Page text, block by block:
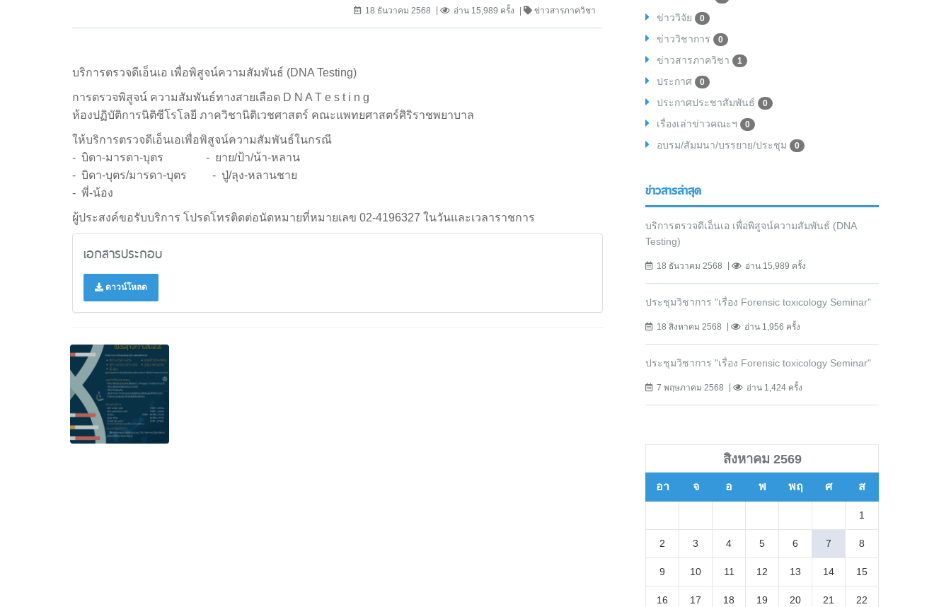
18 ธันวาคม 2568 อ่าน 15,989 ครั้ง ข่าวสารภาควิชา
บริการตรวจดีเอ็นเอ เพื่อพิสูจน์ความสัมพันธ์ (DNA Testing)
การตรวจพิสูจน์ ความสัมพันธ์ทางสายเลือด D N A T e s t i n g
ห้องปฏิบัติการนิติซีโรโลยี ภาควิชานิติเวชศาสตร์ คณะแพทยศาสตร์ศิริราชพยาบาล
ให้บริการตรวจดีเอ็นเอเพื่อพิสูจน์ความสัมพันธ์ในกรณี
- บิดา-มารดา-บุตร - ยาย/ป้า/น้า-หลาน
- บิดา-บุตร/มารดา-บุตร - ปู่/ลุง-หลานชาย
- พี่-น้อง
ผู้ประสงค์ขอรับบริการ โปรดโทรติดต่อนัดหมายที่หมายเลข 02-4196327 ในวันและเวลาราชการ
เอกสารประกอบ
ดาวน์โหลด
ข่าววิจัย 0
ข่าววิชาการ 0
ข่าวสารภาควิชา 1
ประกาศ 0
ประกาศประชาสัมพันธ์ 0
เรื่องเล่าข่าวคณะฯ 0
อบรม/สัมมนา/บรรยาย/ประชุม 0
ข่าวสารล่าสุด
บริการตรวจดีเอ็นเอ เพื่อพิสูจน์ความสัมพันธ์ (DNA
Testing)
18 ธันวาคม 2568 อ่าน 15,989 ครั้ง
ประชุมวิชาการ "เรื่อง Forensic toxicology Seminar"
18 สิงหาคม 2568 อ่าน 1,956 ครั้ง
ประชุมวิชาการ "เรื่อง Forensic toxicology Seminar"
7 พฤษภาคม 2568 อ่าน 1,424 ครั้ง
สิงหาคม 2569
อา จ อ พ พฤ ศ ส
1
2 3 4 5 6 7 8
9 10 11 12 13 14 15
16 17 18 19 20 21 22